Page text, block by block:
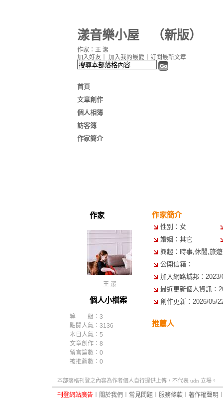
漾音樂小屋 （新版）
首頁
文章創作
個人相簿
訪客簿
作家簡介
加入好友 加入我的最愛 訂閱最新文章
作家：王 潔
作家
王 潔
個人小檔案
等 級：3
點閱人氣：3136
本日人氣：5
文章創作：8
留言篇數：0
被推薦數： 0
作家簡介
性別：女
婚姻：其它
興趣：時事,休閒,旅
公開信箱：
加入網路城邦：
最近更新個人資訊：
創作更新：2026/05/
推薦人
本部落格刊登之內容為作者個人自行提供上傳，不代表 udn 立場。
刊登網站廣告 關於我們 常見問題 服務條款 著作權聲明